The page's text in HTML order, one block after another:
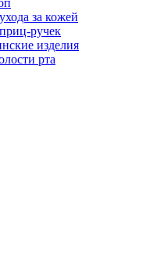
за кожей
ручек
изделия
рта